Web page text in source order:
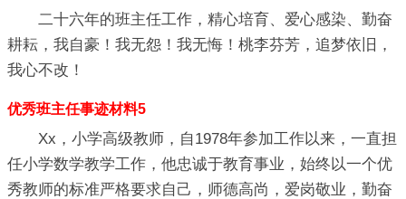
二十六年的班主任工作，精心培育、爱心感染、勤奋
耕耘，我自豪！我无怨！我无悔！桃李芬芳，追梦依旧，
我心不改！
优秀班主任事迹材料5
Xx，小学高级教师，自1978年参加工作以来，一直担
任小学数学教学工作，他忠诚于教育事业，始终以一个优
秀教师的标准严格要求自己，师德高尚，爱岗敬业，勤奋